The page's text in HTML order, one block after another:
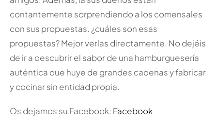
contantemente sorprendiendo a los comensales
con sus propuestas. ¿cuáles son esas
propuestas? Mejor verlas directamente. No dejéis
de ir a descubrir el sabor de una hamburguesería
auténtica que huye de grandes cadenas y fabricar
y cocinar sin entidad propia.
Os dejamos su Facebook: Facebook